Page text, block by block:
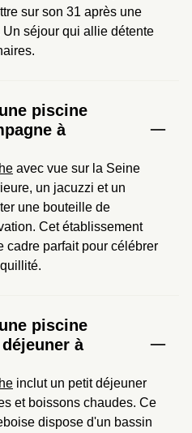
sur son 31 après une
séjour qui allie détente
piscine
à
avec vue sur la Seine
un jacuzzi et un
une bouteille de
Cet établissement
cadre parfait pour célébrer
piscine
à
inclut un petit déjeuner
et boissons chaudes. Ce
dispose d'un bassin